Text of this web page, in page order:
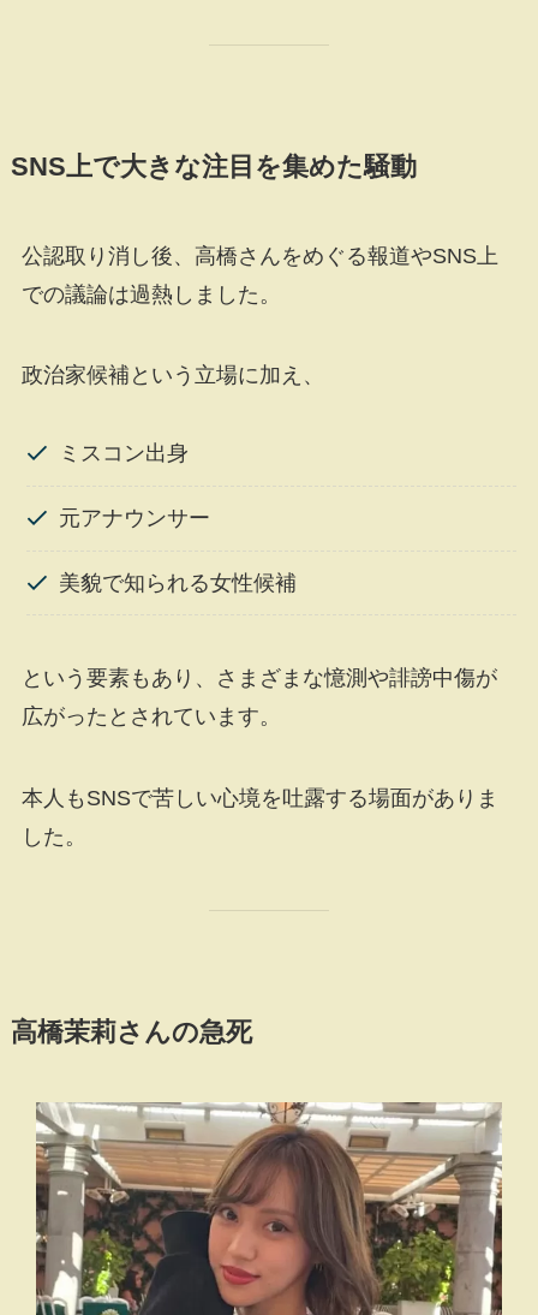
SNS上で大きな注目を集めた騒動
公認取り消し後、高橋さんをめぐる報道やSNS上
での議論は過熱しました。
政治家候補という立場に加え、
ミスコン出身
元アナウンサー
美貌で知られる女性候補
という要素もあり、さまざまな憶測や誹謗中傷が
広がったとされています。
本人もSNSで苦しい心境を吐露する場面がありま
した。
高橋茉莉さんの急死